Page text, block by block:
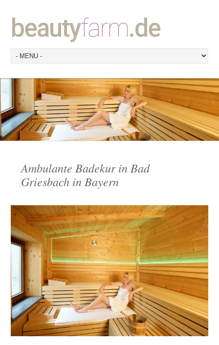
beautyfarm.de
Ambulante Badekur in Bad
Griesbach in Bayern